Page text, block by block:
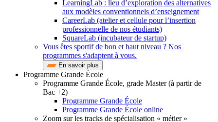
LearningLab : lieu d’exploration des alternatives
aux modèles conventionnels d’enseignement
CareerLab (atelier et cellule pour l’insertion
professionnelle de nos étudiants)
SquareLab (incubateur de startup)
Vous êtes sportif de bon et haut niveau ? Nos
programmes s'adaptent à vous.
En savoir plus
Programme Grande École
Programme Grande École, grade Master (à partir de
Bac +2)
Programme Grande École
Programme Grande École online
Zoom sur les tracks de spécialisation « métier »